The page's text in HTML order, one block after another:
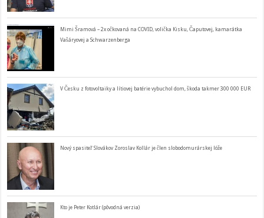
Mimi Šramová – 2x očkovaná na COVID, volička Kisku, Čaputovej, kamarátka
Vašáryovej a Schwarzenberga
V Česku z fotovoltaiky a lítiovej batérie vybuchol dom, škoda takmer 300 000 EUR
Nový spasiteľ Slovákov Zoroslav Kollár je člen slobodomurárskej lóže
Kto je Peter Kotlár (pôvodná verzia)